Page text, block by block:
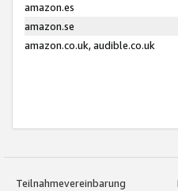
amazon.es
amazon.se
amazon.co.uk, audible.co.uk
Teilnahmevereinbarung